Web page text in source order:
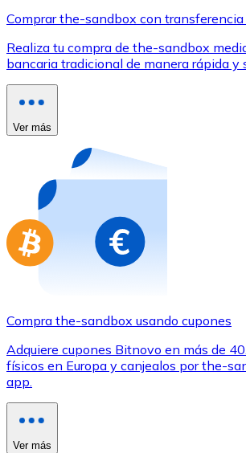
Utiliza tarjetas Visa y Mastercard
Comprar con tarjeta
Compra tarjetas regalo de tus
Ir a la tienda de tarjetas regalo
Comprar the-sandbox con
Realiza tu compra de the-sandbox
bancaria tradicional de manera rápida y
Ver más
Compra the-sandbox usando cupones
Adquiere cupones Bitnovo en más de
físicos en Europa y canjealos por the-
app.
Ver más